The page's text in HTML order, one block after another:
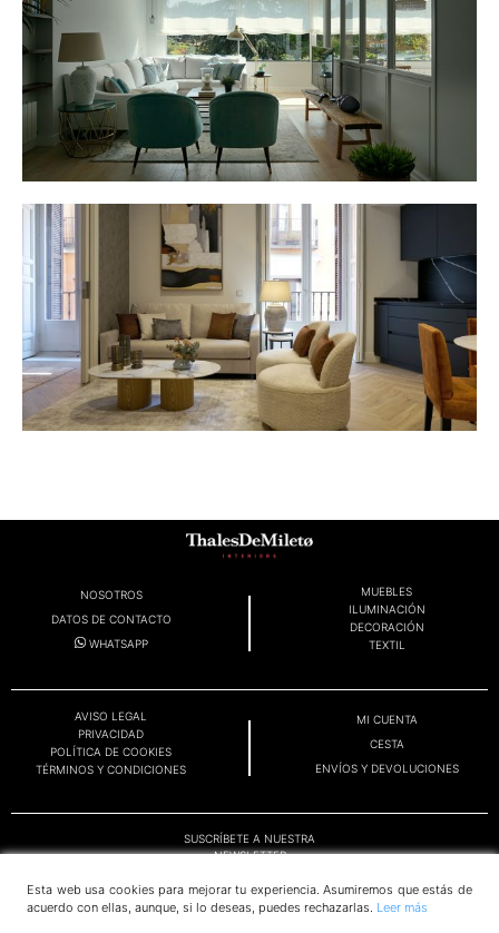
NOSOTROS
DATOS DE CONTACTO
WHATSAPP
MUEBLES
ILUMINACIÓN
DECORACIÓN
TEXTIL
AVISO LEGAL
PRIVACIDAD
POLÍTICA DE COOKIES
TÉRMINOS Y CONDICIONES
MI CUENTA
CESTA
ENVÍOS Y DEVOLUCIONES
SUSCRÍBETE A NUESTRA
NEWSLETTER
Esta web usa cookies para mejorar tu experiencia. Asumiremos que estás de
acuerdo con ellas, aunque, si lo deseas, puedes rechazarlas. Leer más